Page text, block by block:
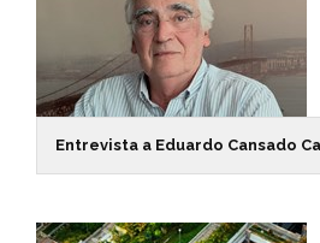
Entrevista a Eduardo Cansado